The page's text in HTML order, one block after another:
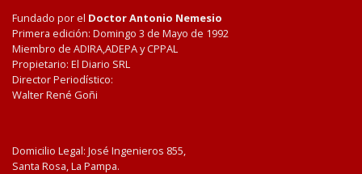
Fundado por el Doctor Antonio Nemesio
Primera edición: Domingo 3 de Mayo de 1992
Miembro de ADIRA,ADEPA y CPPAL
Propietario: El Diario SRL
Director Periodístico:
Walter René Goñi
Domicilio Legal: José Ingenieros 855,
Santa Rosa, La Pampa.